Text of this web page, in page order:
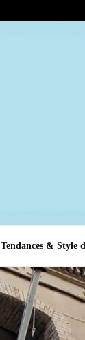
Tendances & Style